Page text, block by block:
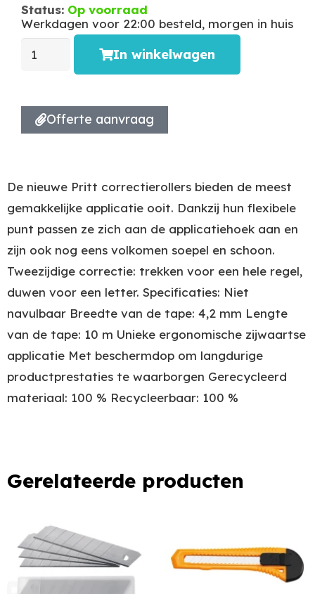
Status: Op voorraad
Werkdagen voor 22:00 besteld, morgen in huis
In winkelwagen
Offerte aanvraag
De nieuwe Pritt correctierollers bieden de meest
gemakkelijke applicatie ooit. Dankzij hun flexibele
punt passen ze zich aan de applicatiehoek aan en
zijn ook nog eens volkomen soepel en schoon.
Tweezijdige correctie: trekken voor een hele regel,
duwen voor een letter. Specificaties: Niet
navulbaar Breedte van de tape: 4,2 mm Lengte
van de tape: 10 m Unieke ergonomische zijwaartse
applicatie Met beschermdop om langdurige
productprestaties te waarborgen Gerecycleerd
materiaal: 100 % Recycleerbaar: 100 %
Gerelateerde producten